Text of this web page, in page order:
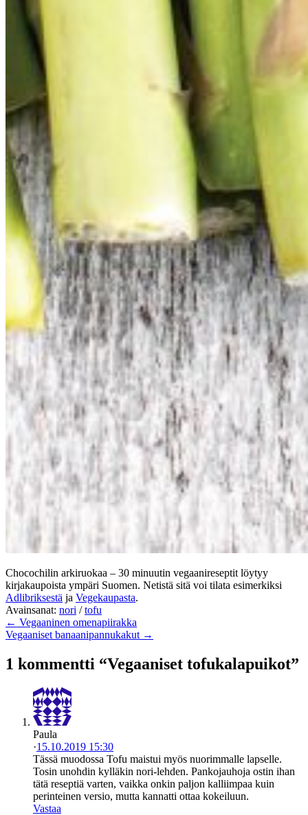
Chocochilin arkiruokaa – 30 minuutin vegaanireseptit löytyy
kirjakaupoista ympäri Suomen. Netistä sitä voi tilata esimerkiksi
Adlibriksestä ja Vegekaupasta.
Avainsanat: nori /tofu
← Vegaaninen omenapiirakka
Vegaaniset banaanipannukakut →
1 kommentti “Vegaaniset tofukalapuikot”
Paula
·15.10.2019 15:30
Tässä muodossa Tofu maistui myös nuorimmalle lapselle.
Tosin unohdin kylläkin nori-lehden. Pankojauhoja ostin ihan
tätä reseptiä varten, vaikka onkin paljon kalliimpaa kuin
perinteinen versio, mutta kannatti ottaa kokeiluun.
Vastaa